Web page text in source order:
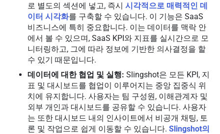
로 별도의 섹션에 넣고, 즉시 시각적으로 매력적인 데
이터 시각화를 구축할 수 있습니다. 이 기능은 SaaS
비즈니스에 특히 중요합니다. 이는 데이터를 맥락 안
에서 볼 수 있으며, SaaS KPI와 지표를 실시간으로 모
니터링하고, 그에 따라 정보에 기반한 의사결정을 할
수 있기 때문입니다.
데이터에 대한 협업 및 실행: Slingshot은 모든 KPI, 지
표 및 대시보드를 협업이 이루어지는 중앙 집중식 위
치에 유지합니다. 사용자는 팀 구성원, 이해관계자 및
외부 개인과 대시보드를 공유할 수 있습니다. 사용자
는 또한 대시보드 내의 인사이트에서 비공개 채팅, 토
론 및 작업으로 쉽게 이동할 수 있습니다. Slingshot의